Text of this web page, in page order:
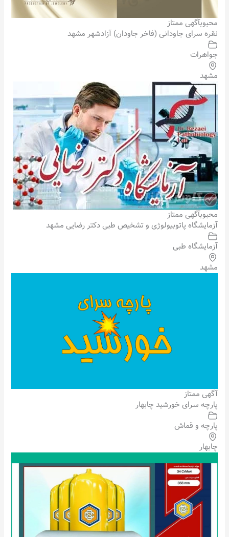
محبوبآگهی ممتاز
نقره سرای جاودانی (فاخر جاودان) آزادشهر مشهد
جواهرات
مشهد
محبوبآگهی ممتاز
آزمایشگاه پاتوبیولوژی و تشخیص طبی دکتر رضایی مشهد
آزمایشگاه طبی
مشهد
آگهی ممتاز
پارچه سرای خورشید چابهار
پارچه و قماش
چابهار